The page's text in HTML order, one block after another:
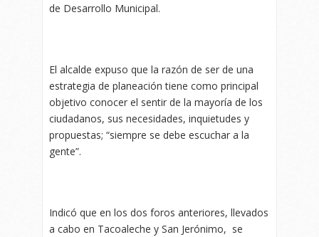
de Desarrollo Municipal.
El alcalde expuso que la razón de ser de una
estrategia de planeación tiene como principal
objetivo conocer el sentir de la mayoría de los
ciudadanos, sus necesidades, inquietudes y
propuestas; “siempre se debe escuchar a la
gente”.
Indicó que en los dos foros anteriores, llevados
a cabo en Tacoaleche y San Jerónimo, se